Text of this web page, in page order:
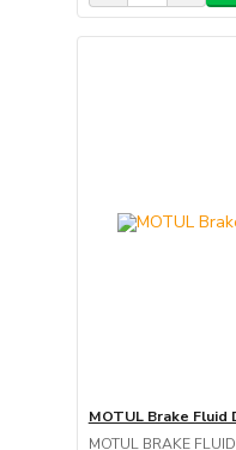
MOTUL Brake Fluid
MOTUL BRAKE